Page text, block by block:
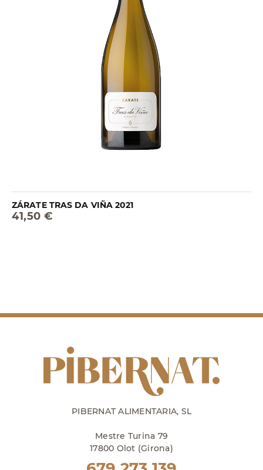
ZÁRATE TRAS DA VIÑA 2021
41,50 €
PIBERNAT ALIMENTARIA, SL
Mestre Turina 79
17800 Olot (Girona)